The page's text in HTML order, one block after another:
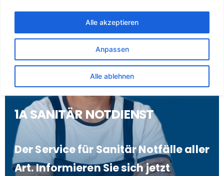
Anpassen
Alle ablehnen
Alle akzeptieren
1A SANITÄR NOTDIENST
Der Service für Sanitär Notfälle aller
Art. Informieren Sie sich jetzt